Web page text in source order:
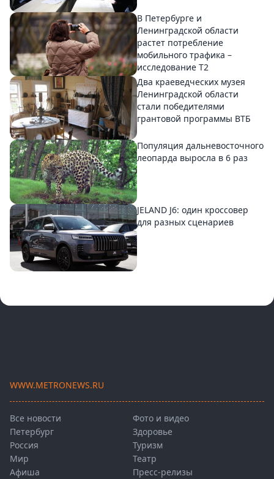
В Петербурге и
Ленинградской области
растет потребление
мобильного трафика –
исследование T2
Два краеведческих музея
Ленинградской области
стали победителями
грантовой программы ВТБ
Популяция дальневосточного
леопарда выросла в 6 раз
JELAND J6: один кроссовер
для разных сценариев
WWW.METRONEWS.RU
Все новости
Петербург
Россия
Мир
Афиша
Фото и видео
Здоровье
Туризм
Театр
Пресс-релизы